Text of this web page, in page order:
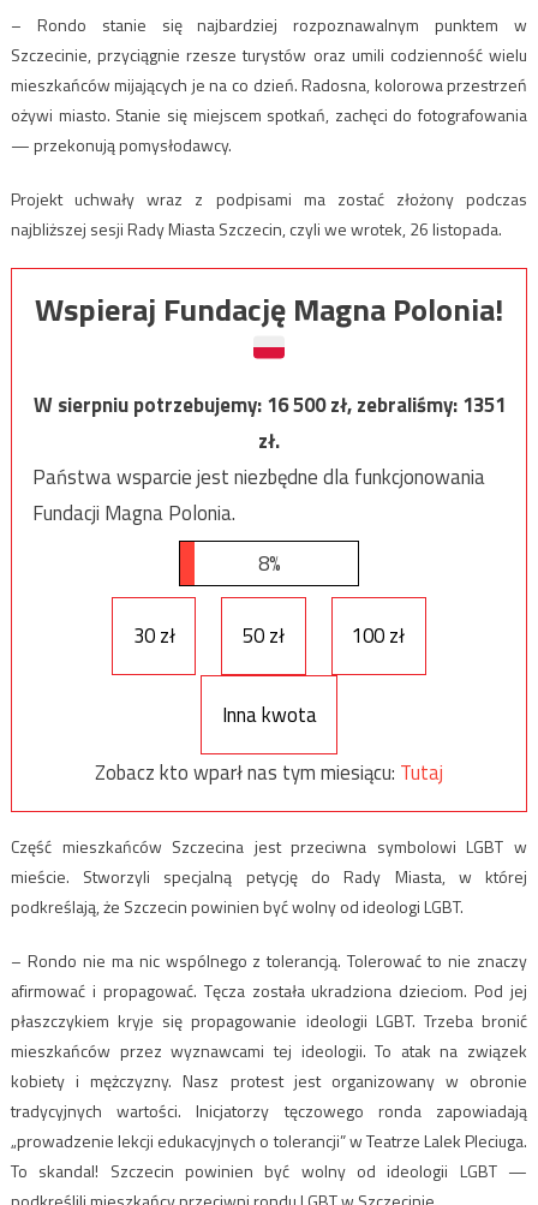
– Rondo stanie się najbardziej rozpoznawalnym punktem w
Szczecinie, przyciągnie rzesze turystów oraz umili codzienność wielu
mieszkańców mijających je na co dzień. Radosna, kolorowa przestrzeń
ożywi miasto. Stanie się miejscem spotkań, zachęci do fotografowania
— przekonują pomysłodawcy.
Projekt uchwały wraz z podpisami ma zostać złożony podczas
najbliższej sesji Rady Miasta Szczecin, czyli we wrotek, 26 listopada.
Wspieraj Fundację Magna Polonia!
W sierpniu potrzebujemy:16 500zł, zebraliśmy:1351
zł.
Państwa wsparcie jest niezbędne dla funkcjonowania
Fundacji Magna Polonia.
8%
30 zł 50 zł 100 zł
Inna kwota
Zobacz kto wparł nas tym miesiącu: Tutaj
Część mieszkańców Szczecina jest przeciwna symbolowi LGBT w
mieście. Stworzyli specjalną petycję do Rady Miasta, w której
podkreślają, że Szczecin powinien być wolny od ideologi LGBT.
– Rondo nie ma nic wspólnego z tolerancją. Tolerować to nie znaczy
afirmować i propagować. Tęcza została ukradziona dzieciom. Pod jej
płaszczykiem kryje się propagowanie ideologii LGBT. Trzeba bronić
mieszkańców przez wyznawcami tej ideologii. To atak na związek
kobiety i mężczyzny. Nasz protest jest organizowany w obronie
tradycyjnych wartości. Inicjatorzy tęczowego ronda zapowiadają
„prowadzenie lekcji edukacyjnych o tolerancji” w Teatrze Lalek Pleciuga.
To skandal! Szczecin powinien być wolny od ideologii LGBT —